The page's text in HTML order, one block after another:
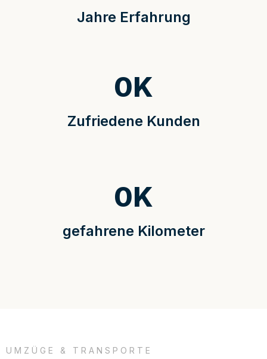
Jahre Erfahrung
Zufriedene Kunden
0K
gefahrene Kilometer
0K
UMZÜGE & TRANSPORTE